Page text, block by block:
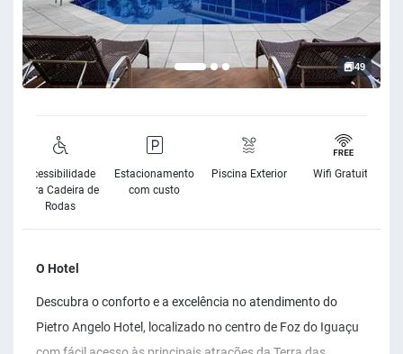
49
Acessibilidade
para Cadeira de
Rodas
Estacionamento
com custo
Piscina Exterior Wifi Gratuito
O Hotel
Descubra o conforto e a excelência no atendimento do
Pietro Angelo Hotel, localizado no centro de Foz do Iguaçu